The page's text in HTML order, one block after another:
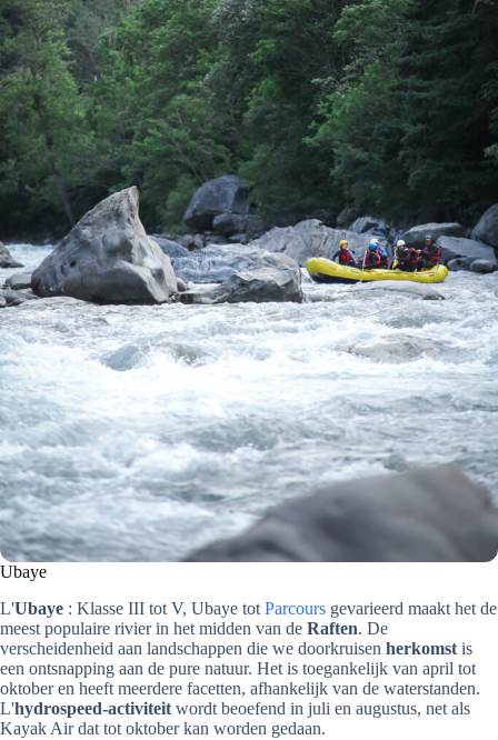
Ubaye
L'Ubaye : Klasse III tot V, Ubaye tot Parcours gevarieerd maakt het de
meest populaire rivier in het midden van de Raften. De
verscheidenheid aan landschappen die we doorkruisen herkomst is
een ontsnapping aan de pure natuur. Het is toegankelijk van april tot
oktober en heeft meerdere facetten, afhankelijk van de waterstanden.
L'hydrospeed-activiteit wordt beoefend in juli en augustus, net als
Kayak Air dat tot oktober kan worden gedaan.